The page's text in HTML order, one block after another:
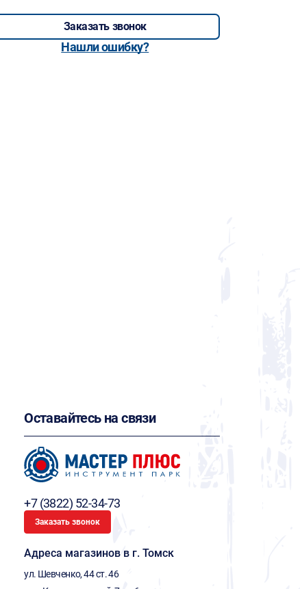
Заказать звонок
Нашли ошибку?
Оставайтесь на связи
+7 (3822) 52-34-73
Заказать звонок
Адреса магазинов в г. Томск
ул. Шевченко, 44 ст. 46